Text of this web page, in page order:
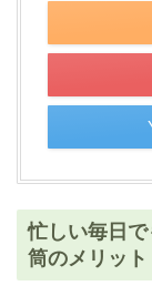
忙しい毎日
筒のメリット